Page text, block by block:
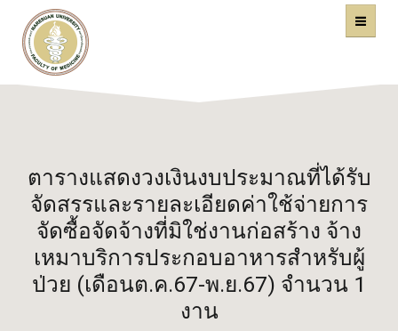
คณะแพทยศาสตร์
ตารางแสดงวงเงินงบประมาณที่ได้รับ
จัดสรรและรายละเอียดค่าใช้จ่ายการ
จัดซื้อจัดจ้างที่มิใช่งานก่อสร้าง จ้าง
เหมาบริการประกอบอาหารสำหรับผู้
ป่วย (เดือนต.ค.67-พ.ย.67) จำนวน 1
งาน